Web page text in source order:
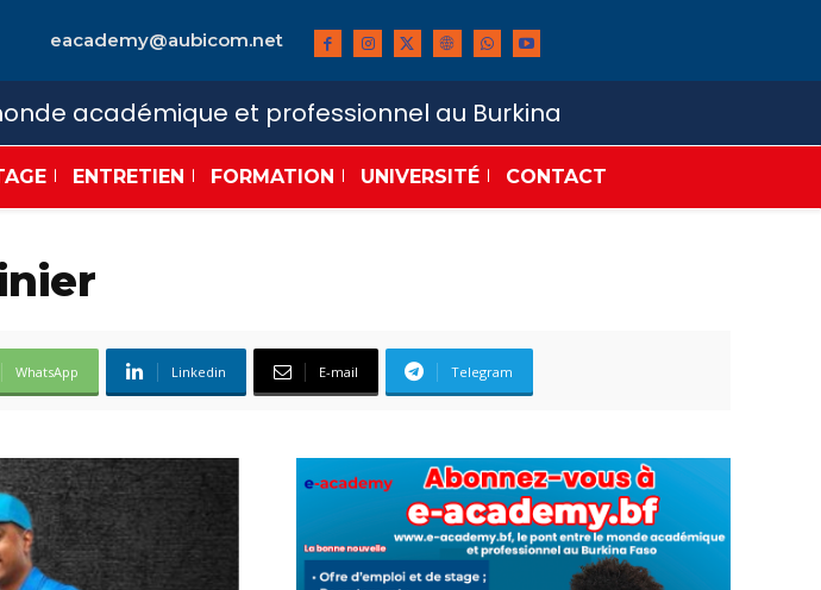
eacademy@aubicom.net
académique et professionnel au Burkina
ENTRETIEN FORMATION UNIVERSITÉ CONTACT
WhatsApp Linkedin E-mail Telegram